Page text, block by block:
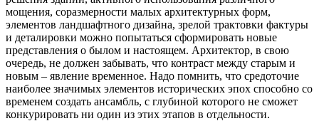
мощения, соразмерности малых архитектурных форм,
элементов ландшафтного дизайна, зрелой трактовки фактуры
и деталировки можно попытаться сформировать новые
представления о былом и настоящем. Архитектор, в свою
очередь, не должен забывать, что контраст между старым и
новым – явление временное. Надо помнить, что средоточие
наиболее значимых элементов исторических эпох способно со
временем создать ансамбль, с глубиной которого не сможет
конкурировать ни один из этих этапов в отдельности.